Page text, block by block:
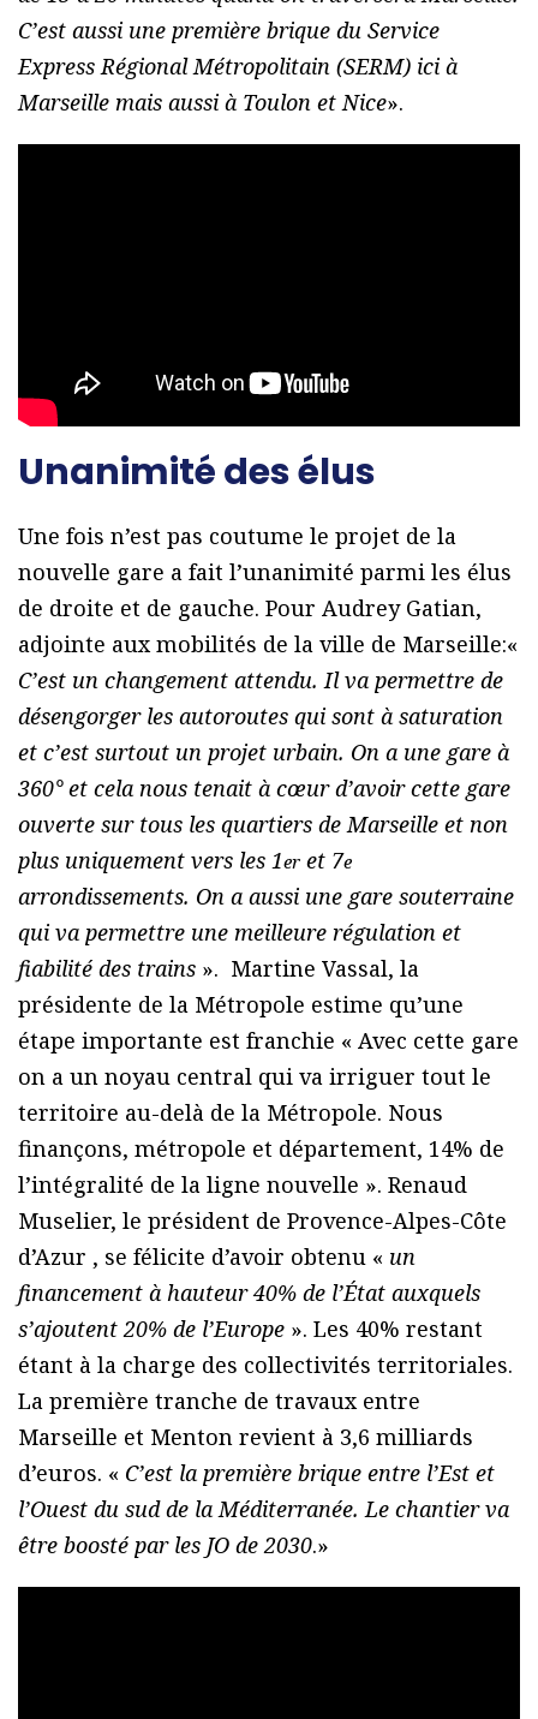
C’est aussi une première brique du Service
Express Régional Métropolitain (SERM) ici à
Marseille mais aussi à Toulon et Nice».
Unanimité des élus
Une fois n’est pas coutume le projet de la
nouvelle gare a fait l’unanimité parmi les élus
de droite et de gauche. Pour Audrey Gatian,
adjointe aux mobilités de la ville de Marseille:«
C’est un changement attendu. Il va permettre de
désengorger les autoroutes qui sont à saturation
et c’est surtout un projet urbain. On a une gare à
360° et cela nous tenait à cœur d’avoir cette gare
ouverte sur tous les quartiers de Marseille et non
plus uniquement vers les 1er et 7e
arrondissements. On a aussi une gare souterraine
qui va permettre une meilleure régulation et
fiabilité des trains ». Martine Vassal, la
présidente de la Métropole estime qu’une
étape importante est franchie « Avec cette gare
on a un noyau central qui va irriguer tout le
territoire au-delà de la Métropole. Nous
finançons, métropole et département, 14% de
l’intégralité de la ligne nouvelle ». Renaud
Muselier, le président de Provence-Alpes-Côte
d’Azur , se félicite d’avoir obtenu « un
financement à hauteur 40% de l’État auxquels
s’ajoutent 20% de l’Europe ». Les 40% restant
étant à la charge des collectivités territoriales.
La première tranche de travaux entre
Marseille et Menton revient à 3,6 milliards
d’euros. « C’est la première brique entre l’Est et
l’Ouest du sud de la Méditerranée. Le chantier va
être boosté par les JO de 2030.»